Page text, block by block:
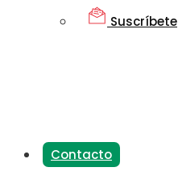
Suscríbete
Contacto